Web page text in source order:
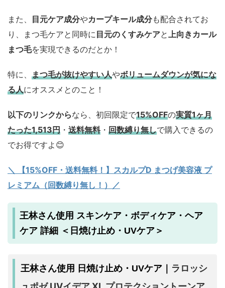
また、 目元ケア成分やカープキール成分も配合されてお
り、まつ毛ケアと同時に目元のくすみケアと上向きカール
まつ毛を実現できるのだとか！
特に、 まつ毛が抜けやすい人やボリュームダウンが気にな
る人にオススメとのこと！
以下のリンクからなら、初回限定で15%OFFの実質1ヶ月
たった1,513円 ・ 送料無料・ 回数縛り無しで購入できるの
でお得ですよ😊
＼ 【15%OFF・送料無料！】スカルプD まつげ美容液 プ
レミアム（回数縛り無し！）／
王林さん使用 スキンケア・ボディケア・ヘア
ケア 詳細 ＜日焼け止め・UVケア＞
王林さん使用 日焼け止め・UVケア｜ ラロッシ